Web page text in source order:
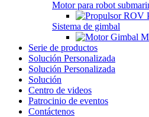
Motor para robot
Sistema de gimbal
Serie de productos
Solución Personalizada
Solución Personalizada
Solución
Centro de videos
Patrocinio de eventos
Contáctenos